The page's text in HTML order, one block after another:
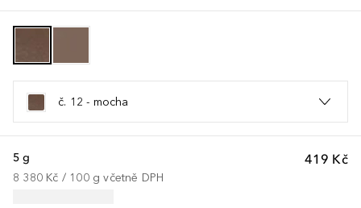
č. 12 - mocha
419 Kč
5 g
8 380 Kč / 100 g včetně DPH